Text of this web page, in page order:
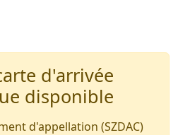
d'arrivée
disponible
d'appellation (SZDAC)